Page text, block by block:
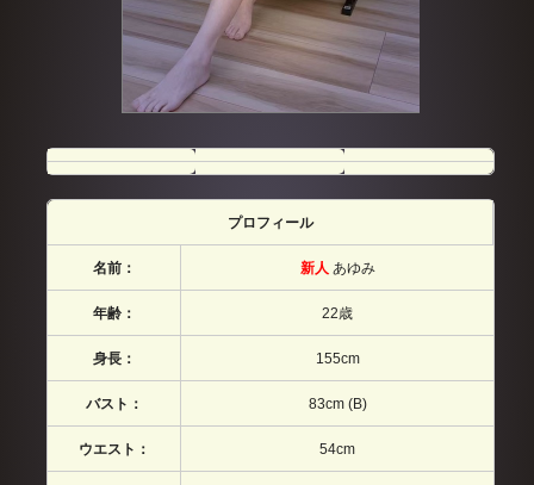
プロフィール
名前： 新人 あゆみ
年齢： 22歳
身長： 155cm
バスト： 83cm (B)
ウエスト： 54cm